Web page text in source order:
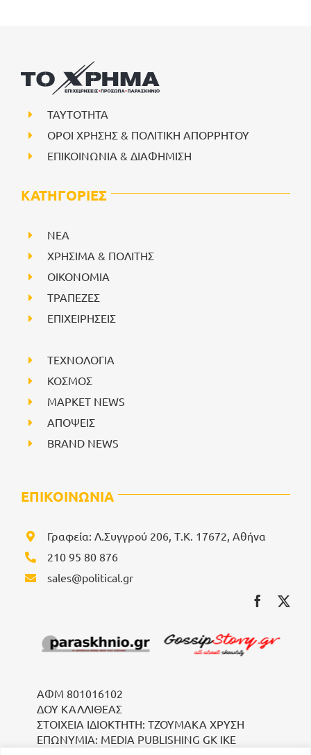
ΤΑΥΤΟΤΗΤΑ
ΟΡΟΙ ΧΡΗΣΗΣ & ΠΟΛΙΤΙΚΗ ΑΠΟΡΡΗΤΟΥ
ΕΠΙΚΟΙΝΩΝΙΑ & ΔΙΑΦΗΜΙΣΗ
ΚΑΤΗΓΟΡΙΕΣ
NEA
ΧΡΗΣΙΜΑ & ΠΟΛΙΤΗΣ
ΟΙΚΟΝΟΜΙΑ
ΤΡΑΠΕΖΕΣ
ΕΠΙΧΕΙΡΗΣΕΙΣ
ΤΕΧΝΟΛΟΓΙΑ
ΚΟΣΜΟΣ
ΜΑΡΚΕΤ NEWS
ΑΠΟΨΕΙΣ
BRAND NEWS
ΕΠΙΚΟΙΝΩΝΙΑ
Γραφεία: Λ.Συγγρού 206, Τ.Κ. 17672, Αθήνα
210 95 80 876
sales@political.gr
ΑΦΜ 801016102
ΔΟΥ ΚΑΛΛΙΘΕΑΣ
ΣΤΟΙΧΕΙΑ ΙΔΙΟΚΤΗΤΗ: ΤΖΟΥΜΑΚΑ ΧΡΥΣΗ
ΕΠΩΝΥΜΙΑ: MEDIA PUBLISHING GK IKE